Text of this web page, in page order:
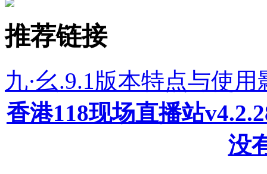
推荐链接
九·幺.9.1版本特点与使
香港118现场直播站
没